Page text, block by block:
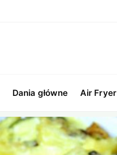
Dania główne Air Fryer